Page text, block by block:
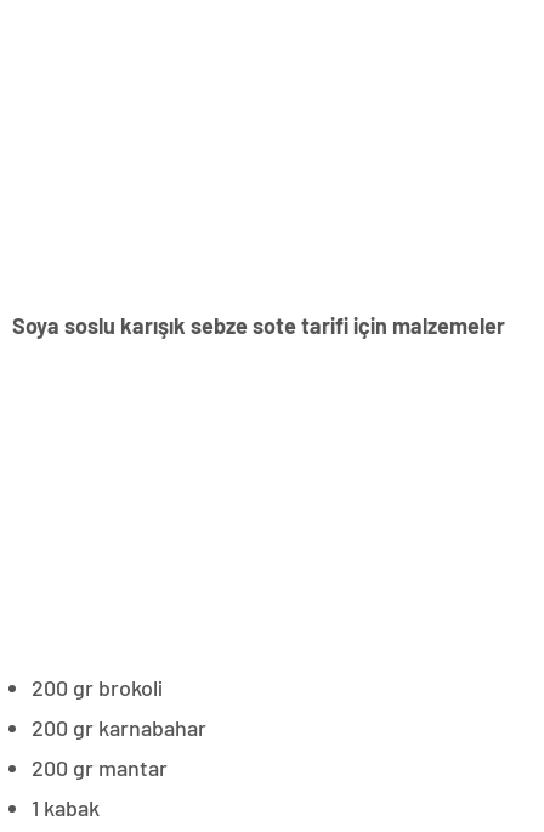
Soya soslu karışık sebze sote tarifi için malzemeler
200 gr brokoli
200 gr karnabahar
200 gr mantar
1 kabak